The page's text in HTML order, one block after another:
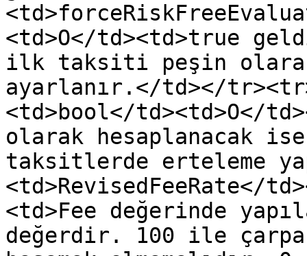
<td>O</td><td>true
ilk taksiti peşin olarak
ayarlanır.</td></
<td>bool</td><td>O</
olarak hesaplanacak
taksitlerde erteleme
<td>RevisedFeeRate</
<td>Fee değerinde
değerdir. 100 ile